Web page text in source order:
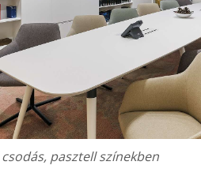
pasztell színekben